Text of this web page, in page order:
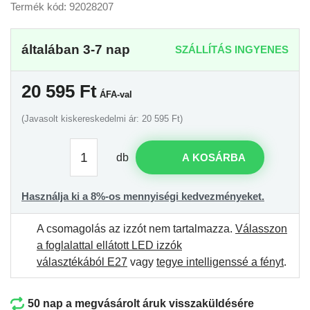
Termék kód: 92028207
általában 3-7 nap SZÁLLÍTÁS INGYENES
20 595 Ft ÁFA-val
(Javasolt kiskereskedelmi ár: 20 595 Ft)
db A KOSÁRBA
Használja ki a 8%-os mennyiségi kedvezményeket.
A csomagolás az izzót nem tartalmazza. Válasszon
a foglalattal ellátott LED izzók
választékából E27 vagy tegye intelligenssé a fényt.
50 nap a megvásárolt áruk visszaküldésére